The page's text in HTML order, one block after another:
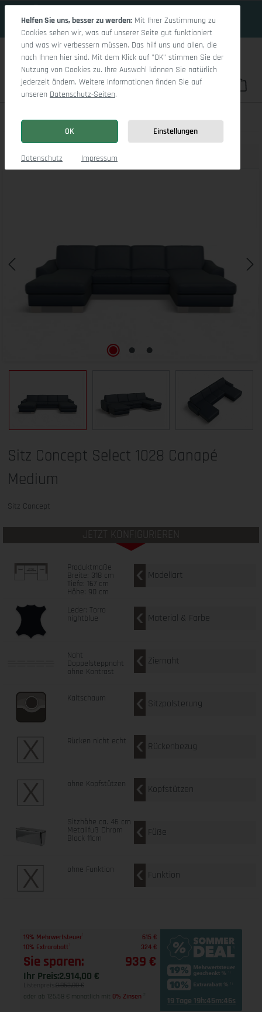
Du hast 0
Sitz Concept Select 1028 Canapé Medium
Produktbilder
Sitz Concept Select 1028 Canapé
Medium
Sitz Concept
JETZT KONFIGURIEREN
Produktmaße
Breite: 318 cm
Tiefe: 167 cm
Höhe: 90 cm
Modellart
Leder: Torro
nightblue Material & Farbe
Naht
Doppelsteppnaht
ohne Kontrast
Ziernaht
Kaltschaum Sitzpolsterung
Rücken nicht echt Rückenbezug
ohne Kopfstützen Kopfstützen
Sitzhöhe ca. 46 cm
Metallfuß Chrom
Block 11cm Füße
ohne Funktion Funktion
19% Mehrwertsteuer
615 €
10% Extrarabatt
324 €
Sie sparen: 939 €
Ihr Preis:2.914,00 €
Listenpreis: 3.853,00 €
oder ab 125,58 € monatlich mit 0% Zinsen 19 Tage 19h:45m:45s
Helfen Sie uns, besser zu werden: Mit Ihrer Zustimmung zu
Cookies sehen wir, was auf unserer Seite gut funktioniert
und was wir verbessern müssen. Das hilf uns und allen, die
nach Ihnen hier sind. Mit dem Klick auf "OK" stimmen Sie der
Nutzung von Cookies zu. Ihre Auswahl können Sie natürlich
jederzeit ändern. Weitere Informationen finden Sie auf
unseren Datenschutz-Seiten.
OK Einstellungen
Datenschutz Impressum